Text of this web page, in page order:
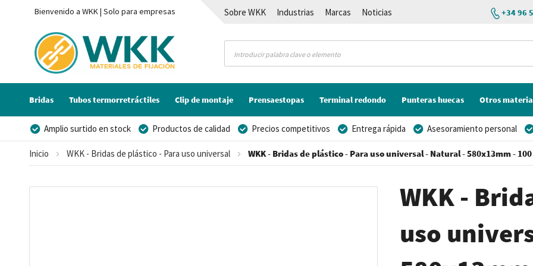
Bienvenido a WKK | Solo para empresas Sobre WKK Industrias Marcas
Noticias
+34 96
Bridas Tubos termorretráctiles Clip de montaje Prensaestopas Terminal redondo Punteras huecas Otros
Amplio surtido en stock Productos de calidad Precios competitivos Entrega rápida
Asesoramiento personal
Posibilidad de crear marca privada
Inicio WKK - Bridas de plástico - Para uso universal WKK - Bridas de plástico - Para uso universal - Natural - 580x13mm -
WKK -
uso